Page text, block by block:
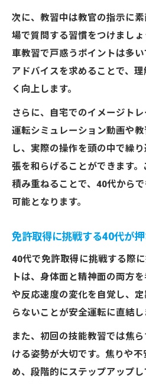
次に、教習中は教官の指示に
場で質問する習慣をつけまし
車教習で戸惑うポイントは多
アドバイスを求めることで、
く向上します。
さらに、自宅でのイメージトレ
運転シミュレーション動画や
し、実際の操作を頭の中で繰
張を和らげることができます
積み重ねることで、40代から
可能となります。
免許取得に挑戦する40代が
40代で免許取得に挑戦する際
トは、身体面と精神面の両方
や反応速度の変化を自覚し、
らないことが安全運転に直結し
また、初回の技能教習では焦
ける姿勢が大切です。焦りや
め、段階的にステップアップ